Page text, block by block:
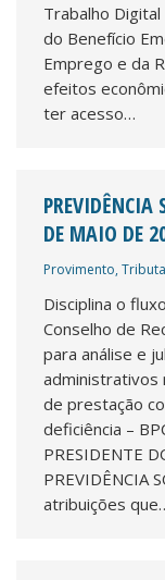
Trabalho
do Benefício
Emprego e da
efeitos
ter acesso…
PREVIDÊNCIA
DE MAIO DE
Provimento,
Disciplina o
Conselho de
para análise e
administrativos
de prestação
deficiência –
PRESIDENTE
PREVIDÊNCIA
atribuições